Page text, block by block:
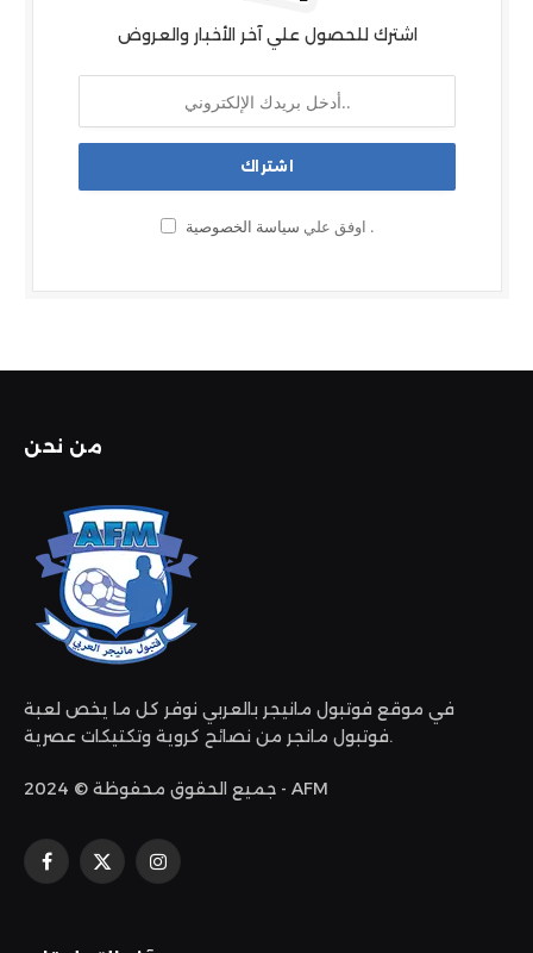
اشترك للحصول علي آخر الأخبار والعروض
اوفق علي سياسة الخصوصية .
من نحن
في موقع فوتبول مانيجر بالعربي نوفر كل ما يخص لعبة
فوتبول مانجر من نصائح كروية وتكتيكات عصرية.
جميع الحقوق محفوظة © 2024 - AFM
فيسبوكX
الانستغرام